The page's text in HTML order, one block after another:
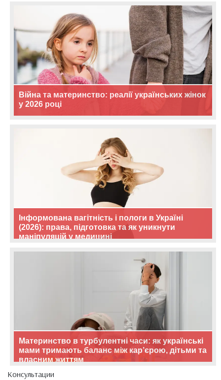
Війна та материнство: реалії українських жінок
у 2026 році
Інформована вагітність і пологи в Україні
(2026): права, підготовка та як уникнути
маніпуляцій у медицині
Материнство в турбулентні часи: як українські
мами тримають баланс між кар’єрою, дітьми та
власним життям
Консультации